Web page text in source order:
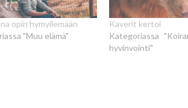
opin hymyilemään
"Muu elämä"
Kaverit kertoi
Kategoriassa
hyvinvointi"